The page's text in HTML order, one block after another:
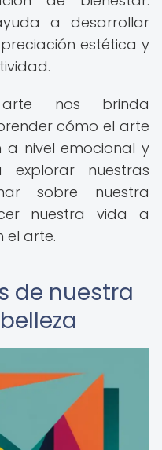
a desarrollar
estética y
nos brinda
cómo el arte
nivel emocional y
nuestras
sobre nuestra
nuestra vida a
el arte.
de nuestra